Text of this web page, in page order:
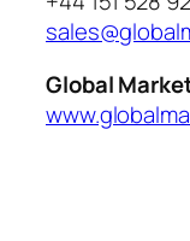
Global